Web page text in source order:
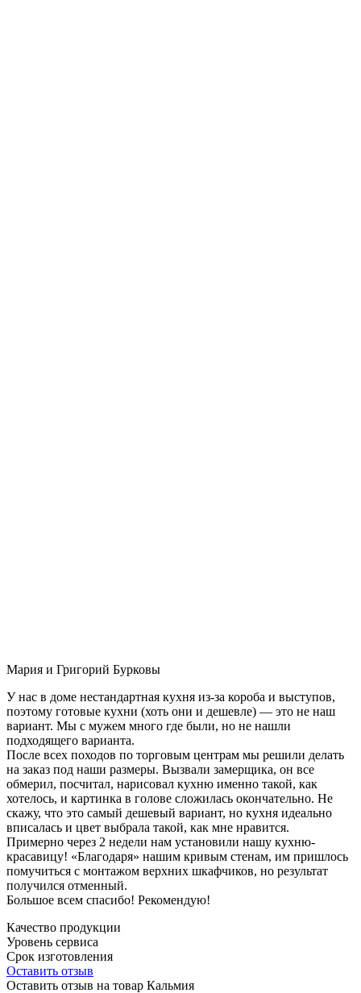
Мария и Григорий Бурковы
У нас в доме нестандартная кухня из-за короба и выступов,
поэтому готовые кухни (хоть они и дешевле) — это не наш
вариант. Мы с мужем много где были, но не нашли
подходящего варианта.
После всех походов по торговым центрам мы решили делать
на заказ под наши размеры. Вызвали замерщика, он все
обмерил, посчитал, нарисовал кухню именно такой, как
хотелось, и картинка в голове сложилась окончательно. Не
скажу, что это самый дешевый вариант, но кухня идеально
вписалась и цвет выбрала такой, как мне нравится.
Примерно через 2 недели нам установили нашу кухню-
красавицу! «Благодаря» нашим кривым стенам, им пришлось
помучиться с монтажом верхних шкафчиков, но результат
получился отменный.
Большое всем спасибо! Рекомендую!
Качество продукции
Уровень сервиса
Срок изготовления
Оставить отзыв
Оставить отзыв на товар Кальмия